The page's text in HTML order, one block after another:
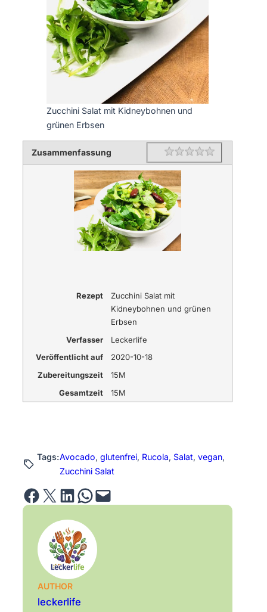
Zucchini Salat mit Kidneybohnen und
grünen Erbsen
Zusammenfassung Rating 1 star
2 stars
3 stars
4 stars
5 stars
Rezept
Zucchini Salat mit
Kidneybohnen und grünen
Erbsen
Verfasser
Leckerlife
Veröffentlicht auf
2020-10-18
Zubereitungszeit
15M
Gesamtzeit
15M
Tags:Avocado, glutenfrei, Rucola, Salat, vegan
Zucchini Salat
Share on Facebook Email this Page Share on LinkedIn Share on WhatsApp Email this Page
AUTHOR
leckerlife